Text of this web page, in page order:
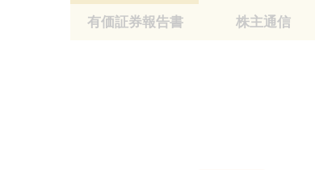
有価証券報告書 株主通信